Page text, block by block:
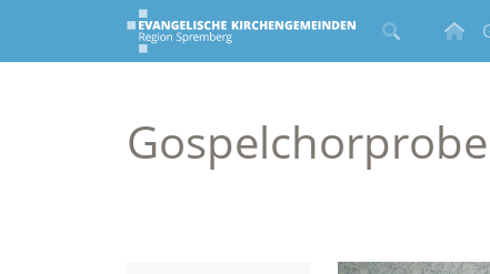
Gospelchorprobe